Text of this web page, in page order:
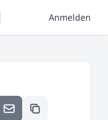
Anmelden